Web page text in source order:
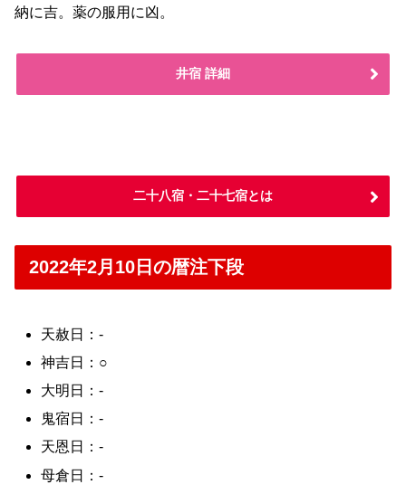
納に吉。薬の服用に凶。
井宿 詳細
二十八宿・二十七宿とは
2022年2月10日の暦注下段
天赦日：-
神吉日：○
大明日：-
鬼宿日：-
天恩日：-
母倉日：-